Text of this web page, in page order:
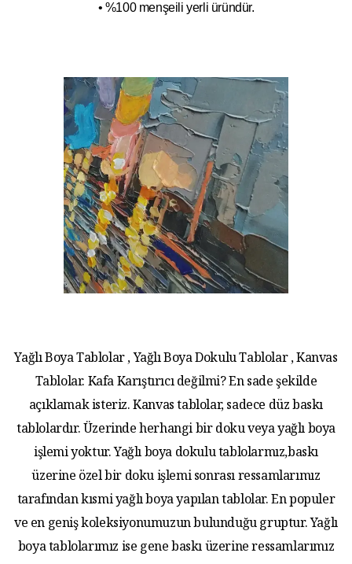
• %100 menşeili yerli üründür.
Yağlı Boya Tablolar , Yağlı Boya Dokulu Tablolar , Kanvas
Tablolar. Kafa Karıştırıcı değilmi? En sade şekilde
açıklamak isteriz. Kanvas tablolar, sadece düz baskı
tablolardır. Üzerinde herhangi bir doku veya yağlı boya
işlemi yoktur. Yağlı boya dokulu tablolarmız,baskı
üzerine özel bir doku işlemi sonrası ressamlarımız
tarafından kısmi yağlı boya yapılan tablolar. En populer
ve en geniş koleksiyonumuzun bulunduğu gruptur. Yağlı
boya tablolarımız ise gene baskı üzerine ressamlarımız